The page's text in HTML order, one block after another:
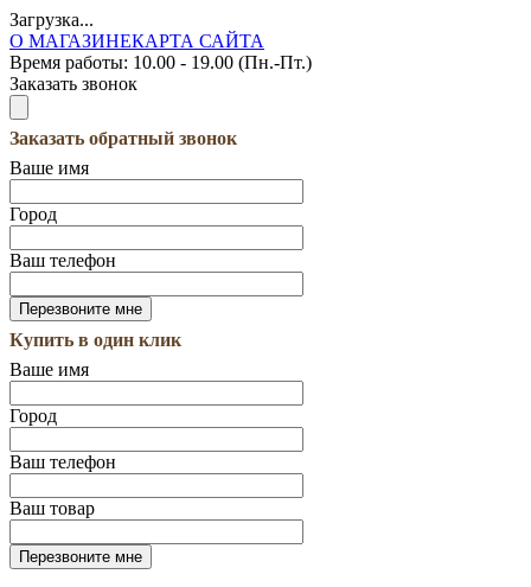
Загрузка...
О МАГАЗИНЕКАРТА САЙТА
Время работы: 10.00 - 19.00 (Пн.-Пт.)
Заказать звонок
Заказать обратный звонок
Ваше имя
Город
Ваш телефон
Купить в один клик
Ваше имя
Город
Ваш телефон
Ваш товар